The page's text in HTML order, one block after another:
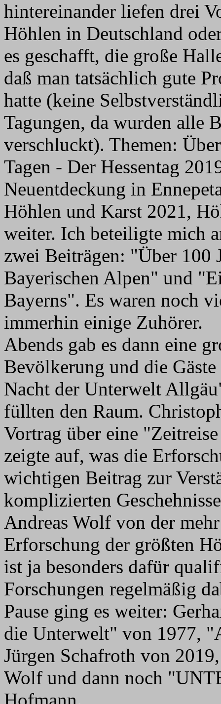
hintereinander liefen drei
Höhlen in Deutschland
es geschafft, die große
daß man tatsächlich gute
hatte (keine
Tagungen, da wurden alle
verschluckt). Themen:
Tagen - Der Hessentag
Neuentdeckung in
Höhlen und Karst 2021,
weiter. Ich beteiligte mich
zwei Beiträgen: "Über 100
Bayerischen Alpen" und
Bayerns". Es waren noch
immerhin einige Zuhörer.
Abends gab es dann eine
Bevölkerung und die
Nacht der Unterwelt
füllten den Raum.
Vortrag über eine
zeigte auf, was die
wichtigen Beitrag zur
komplizierten
Andreas Wolf von der
Erforschung der größten
ist ja besonders dafür
Forschungen regelmäßig
Pause ging es weiter:
die Unterwelt" von 1977,
Jürgen Schafroth von
Wolf und dann noch